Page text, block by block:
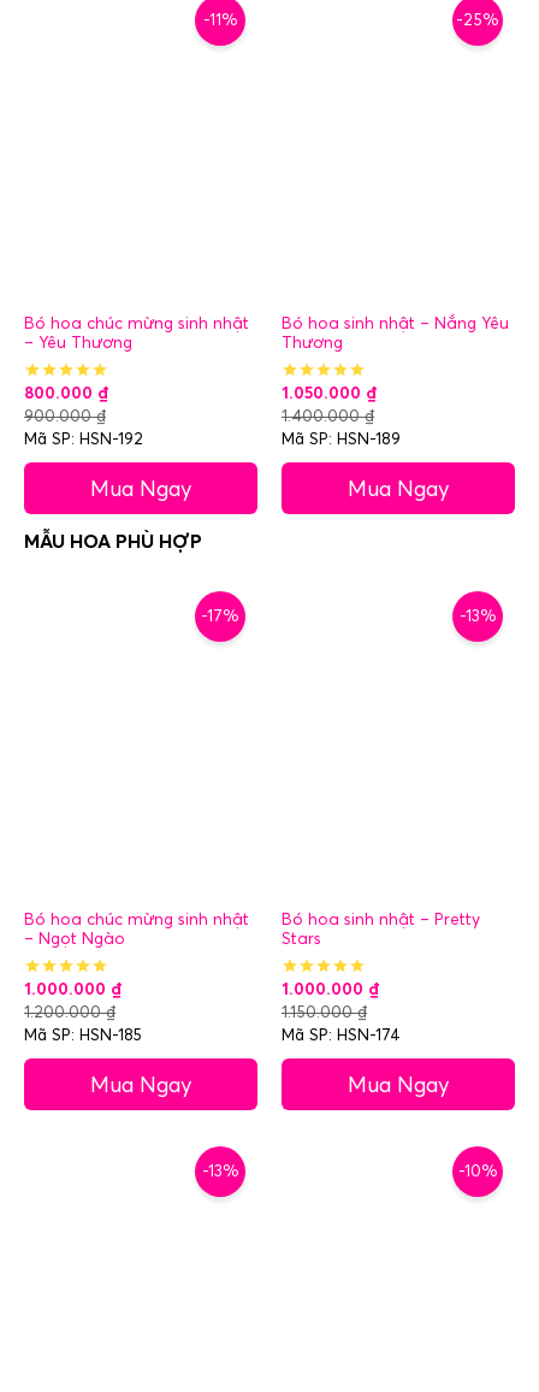
-11%
Bó hoa chúc mừng sinh nhật
– Yêu Thương
800.000 ₫
900.000₫
Mã SP: HSN-192
Mua Ngay
-25%
Bó hoa sinh nhật – Nắng Yêu
Thương
1.050.000 ₫
1.400.000₫
Mã SP: HSN-189
Mua Ngay
-17%
Bó hoa chúc mừng sinh nhật
– Ngọt Ngào
1.000.000 ₫
1.200.000₫
Mã SP: HSN-185
Mua Ngay
-13%
Bó hoa sinh nhật – Pretty
Stars
1.000.000 ₫
1.150.000₫
Mã SP: HSN-174
Mua Ngay
-13% -10%